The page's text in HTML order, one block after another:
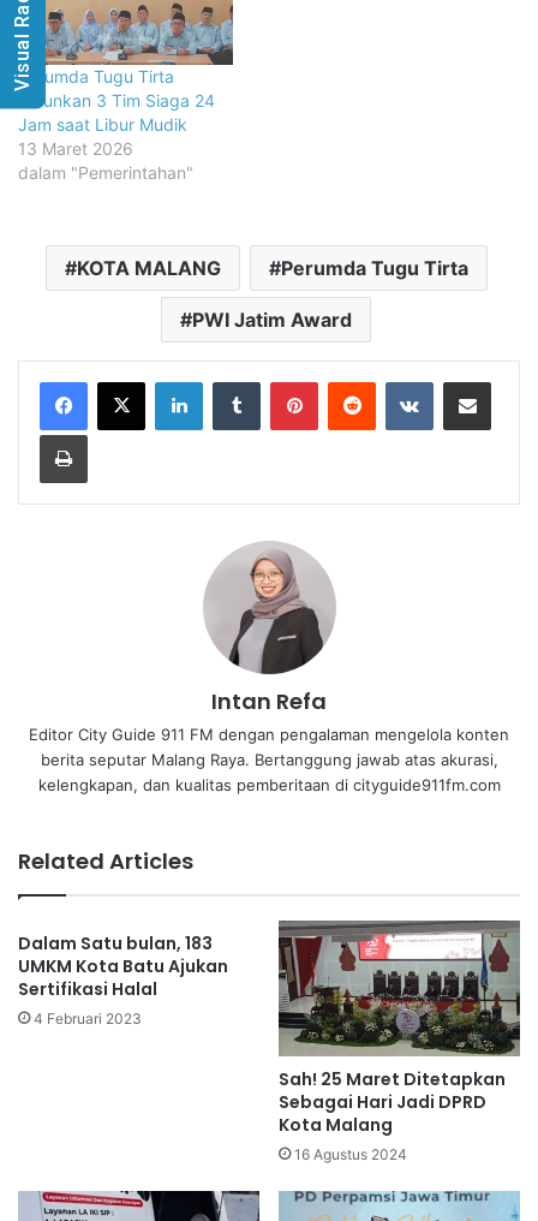
Perumda Tugu Tirta
Turunkan 3 Tim Siaga 24
Jam saat Libur Mudik
13 Maret 2026
dalam "Pemerintahan"
KOTA MALANG Perumda Tugu Tirta
PWI Jatim Award
LinkedInTumblr PinterestReddit VKontakteShare via Email
Print
Intan Refa
Editor City Guide 911 FM dengan pengalaman mengelola konten
berita seputar Malang Raya. Bertanggung jawab atas akurasi,
kelengkapan, dan kualitas pemberitaan di cityguide911fm.com
Related Articles
Dalam Satu bulan, 183
UMKM Kota Batu Ajukan
Sertifikasi Halal
4 Februari 2023
Sah! 25 Maret Ditetapkan
Sebagai Hari Jadi DPRD
Kota Malang
16 Agustus 2024
Visual Radio